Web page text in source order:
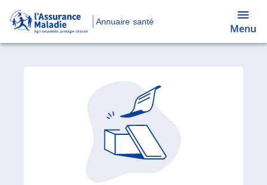
Annuaire santé
Menu